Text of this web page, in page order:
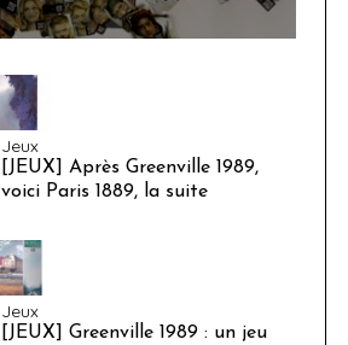
Jeux
[JEUX] Après Greenville 1989,
voici Paris 1889, la suite
Jeux
[JEUX] Greenville 1989 : un jeu